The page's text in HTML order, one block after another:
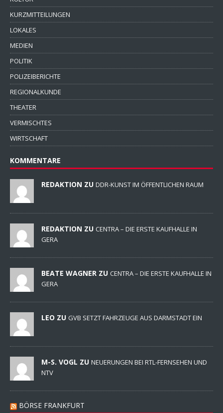
KURZMITTEILUNGEN
LOKALES
MEDIEN
POLITIK
POLIZEIBERICHTE
REGIONALKUNDE
THEATER
VERMISCHTES
WIRTSCHAFT
KOMMENTARE
REDAKTION ZU DDR-KUNST IM ÖFFENTLICHEN RAUM
REDAKTION ZU CENTRA – DIE ERSTE KAUFHALLE IN
GERA
BEATE WAGNER ZU CENTRA – DIE ERSTE KAUFHALLE IN
GERA
LEO ZU GVB SETZT FAHRZEUGE AUS DARMSTADT EIN
M-S. VOGL ZU NEUERUNGEN BEI RTL-FERNSEHEN UND
NTV
BÖRSE FRANKFURT